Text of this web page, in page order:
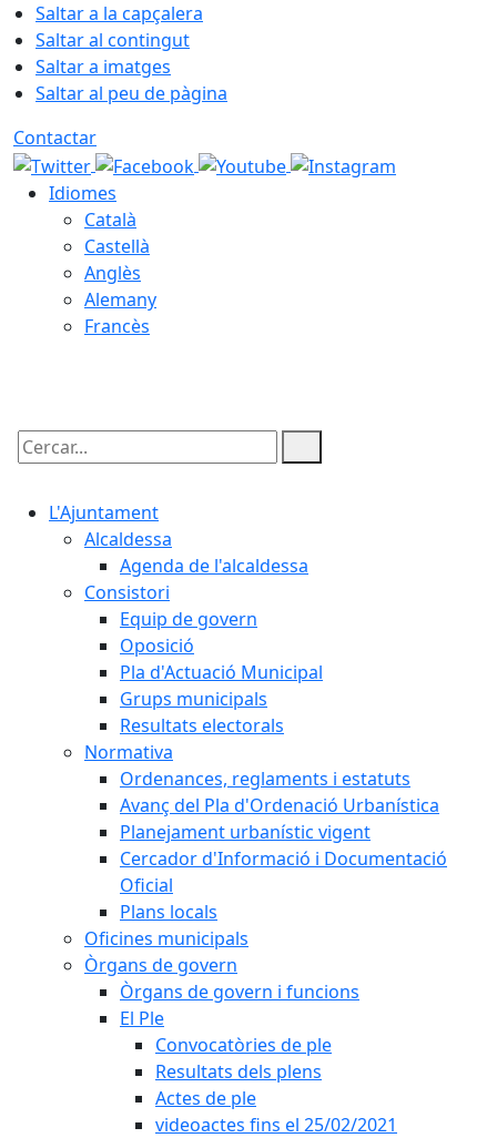
Saltar a la capçalera
Saltar al contingut
Saltar a imatges
Saltar al peu de pàgina
Contactar
Idiomes
Català
Castellà
Anglès
Alemany
Francès
Cercar:
L'Ajuntament
Alcaldessa
Agenda de l'alcaldessa
Consistori
Equip de govern
Oposició
Pla d'Actuació Municipal
Grups municipals
Resultats electorals
Normativa
Ordenances, reglaments i estatuts
Avanç del Pla d'Ordenació Urbanística
Planejament urbanístic vigent
Cercador d'Informació i Documentació
Oficial
Plans locals
Oficines municipals
Òrgans de govern
Òrgans de govern i funcions
El Ple
Convocatòries de ple
Resultats dels plens
Actes de ple
videoactes fins el 25/02/2021